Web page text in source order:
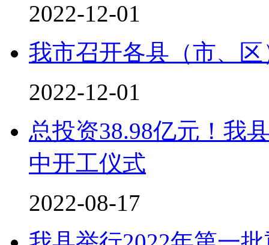
2022-12-01
我市召开各县（市、
2022-12-01
总投资38.98亿元！我
中开工仪式
2022-08-17